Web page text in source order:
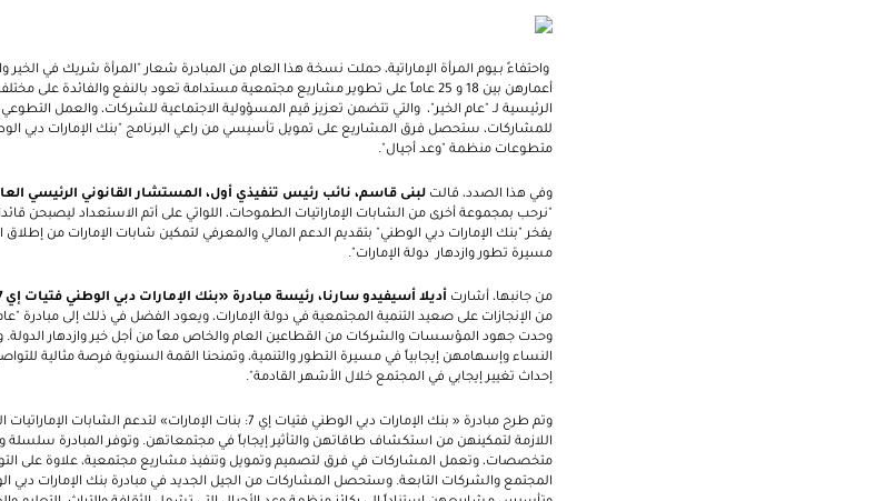
واحتفاءً بـيوم المرأة الإماراتية، حملت نسخة هذا العام من المبادرة شعار "المرأة شريك في
أعمارهن بين 18 و 25 عاماً على تطوير مشاريع مجتمعية مستدامة تعود بالنفع والفائدة
الرئيسية لـ "عام الخير"، والتي تتضمن تعزيز قيم المسؤولية الاجتماعية للشركات، والعمل
للمشاركات، ستحصل فرق المشاريع على تمويل تأسيسي من راعي البرنامج "بنك الإمارات دبي
متطوعات منظمة "وعد أجيال".
وفي هذا الصدد، قالتلبنى قاسم، نائب رئيس تنفيذي أول، المستشار القانوني الرئيسي
"نرحب بمجموعة أخرى من الشابات الإماراتيات الطموحات، اللواتي على أتم الاستعداد ليصبحن
يفخر "بنك الإمارات دبي الوطني" بتقديم الدعم المالي والمعرفي لتمكين شابات الإمارات من
مسيرة تطور وازدهار دولة الإمارات".
من جانبها، أشارت أديلا أسيفيدو سارنا، رئيسة مبادرة «بنك الإمارات دبي الوطني فتيات إي 7: بنات الإمارات»:
من الإنجازات على صعيد التنمية المجتمعية في دولة الإمارات، ويعود الفضل في ذلك إلى مبادرة "عام
وحدت جهود المؤسسات والشركات من القطاعين العام والخاص معاً من أجل خير وازدهار الدولة.
النساء وإسهامهن إيجابياً في مسيرة التطور والتنمية، وتمنحنا القمة السنوية فرصة مثالية
إحداث تغيير إيجابي في المجتمع خلال الأشهر القادمة".
اللازمة لتمكينهن من استكشاف طاقاتهن والتأثير إيجاباً في مجتمعاتهن. وتوفر المبادرة
متخصصات، وتعمل المشاركات في فرق لتصميم وتمويل وتنفيذ مشاريع مجتمعية، علاوة على